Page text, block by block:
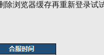
浏览器缓存再重新登录试